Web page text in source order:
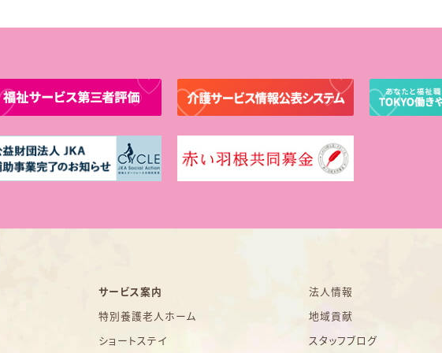
サービス案内
特別養護老人ホーム
ショートステイ
法人情報
地域貢献
スタッフブログ